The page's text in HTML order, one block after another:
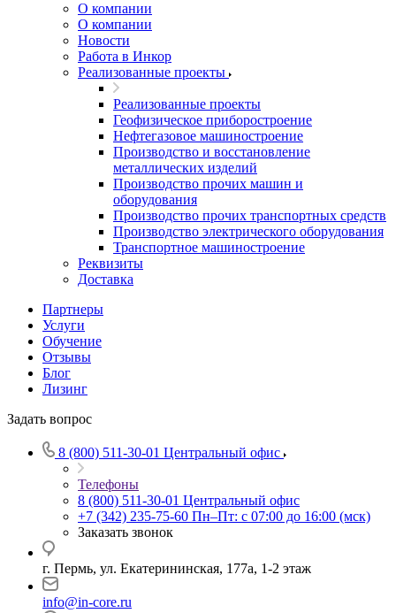
О компании
О компании
Новости
Работа в Инкор
Реализованные проекты
Реализованные проекты
Геофизическое приборостроение
Нефтегазовое машиностроение
Производство и восстановление
металлических изделий
Производство прочих машин и
оборудования
Производство прочих транспортных средств
Производство электрического оборудования
Транспортное машиностроение
Реквизиты
Доставка
Партнеры
Услуги
Обучение
Отзывы
Блог
Лизинг
Задать вопрос
8 (800) 511-30-01 Центральный офис
Телефоны
8 (800) 511-30-01 Центральный офис
+7 (342) 235-75-60 Пн–Пт: с 07:00 до 16:00 (мск)
Заказать звонок
г. Пермь, ул. ​Екатерининская, 177а, ​1-2 этаж
info@in-core.ru